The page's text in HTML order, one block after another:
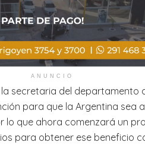
ANUNCIO
secretaria del departamento
para que la Argentina
lo que ahora comenzará un
para obtener ese beneficio